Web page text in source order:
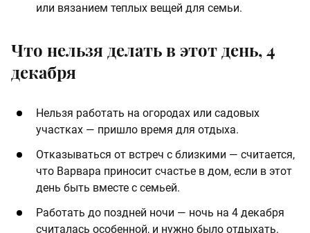
или вязанием теплых вещей для семьи.
Что нельзя делать в этот день, 4
декабря
Нельзя работать на огородах или садовых
участках — пришло время для отдыха.
Отказываться от встреч с близкими — считается,
что Варвара приносит счастье в дом, если в этот
день быть вместе с семьей.
Работать до поздней ночи — ночь на 4 декабря
считалась особенной, и нужно было отдыхать.